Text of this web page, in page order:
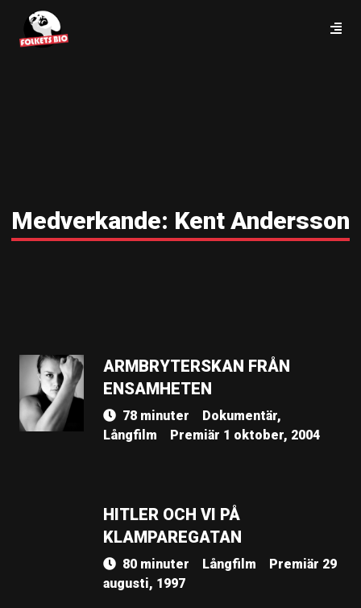
Medverkande: Kent Andersson
ARMBRYTERSKAN FRÅN
ENSAMHETEN
78 minuter
Dokumentär,
Långfilm
Premiär 1 oktober, 2004
HITLER OCH VI PÅ
KLAMPAREGATAN
80 minuter Långfilm
Premiär 29
augusti, 1997